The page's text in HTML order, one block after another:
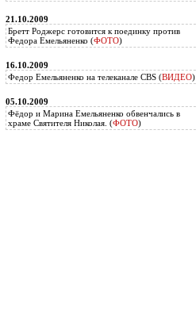
21.10.2009
Бретт Роджерс готовится к поединку против
Федора Емельяненко (ФОТО)
16.10.2009
Федор Емельяненко на телеканале CBS (ВИДЕО)
05.10.2009
Фёдор и Марина Емельяненко обвенчались в
храме Святителя Николая. (ФОТО)